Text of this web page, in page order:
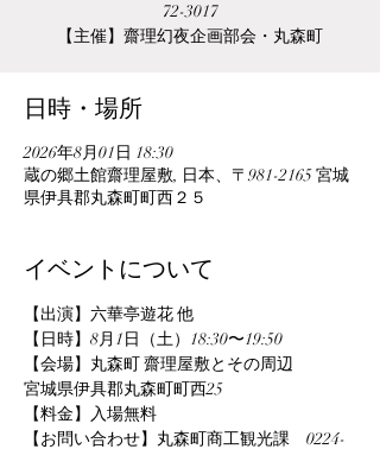
72-3017
【主催】齋理幻夜企画部会・丸森町
日時・場所
2026年8月01日 18:30
蔵の郷土館齋理屋敷, 日本、〒981-2165 宮城
県伊具郡丸森町町西２５
イベントについて
【出演】六華亭遊花 他
【日時】8月1日（土）18:30〜19:50
【会場】丸森町 齋理屋敷とその周辺
宮城県伊具郡丸森町町西25
【料金】入場無料
【お問い合わせ】丸森町商工観光課　0224-